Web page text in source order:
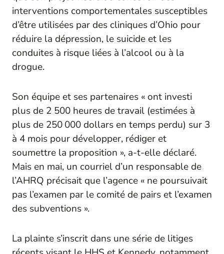
interventions comportementales susceptibles
d’être utilisées par des cliniques d’Ohio pour
réduire la dépression, le suicide et les
conduites à risque liées à l’alcool ou à la
drogue.
Son équipe et ses partenaires « ont investi
plus de 2 500 heures de travail (estimées à
plus de 250 000 dollars en temps perdu) sur 3
à 4 mois pour développer, rédiger et
soumettre la proposition », a-t-elle déclaré.
Mais en mai, un courriel d’un responsable de
l’AHRQ précisait que l’agence « ne poursuivait
pas l’examen par le comité de pairs et l’examen
des subventions ».
La plainte s’inscrit dans une série de litiges